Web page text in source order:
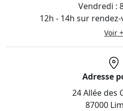
Vendredi :
12h - 14h sur
Voir +
Adresse
24 Allée des
87000